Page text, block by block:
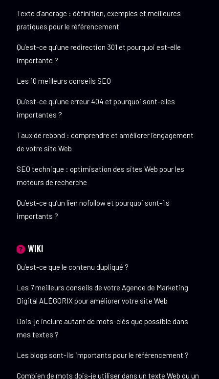
Texte d’ancrage : définition, exemples et meilleures
pratiques pour le référencement
Qu’est-ce qu’une redirection 301 et pourquoi est-elle
importante ?
Les 10 meilleurs conseils SEO
Qu’est-ce qu’une erreur 404 et pourquoi sont-elles
importantes ?
Taux de rebond : comprendre et améliorer l’engagement
de votre site Web
SEO technique : optimisation des sites Web pour les
moteurs de recherche
Qu’est-ce qu’un lien nofollow et pourquoi sont-ils
importants ?
WIKI
Qu’est-ce que le contenu dupliqué ?
Les 7 meilleurs conseils de votre Agence de Marketing
Digital ALÉGORIX pour améliorer votre site Web
Dois-je inclure autant de mots-clés que possible dans
mes textes ?
Les blogs sont-ils importants pour le référencement ?
Combien de mots dois-je utiliser dans un texte Web ou un